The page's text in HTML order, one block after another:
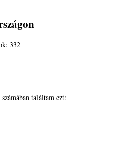
332
találtam ezt: